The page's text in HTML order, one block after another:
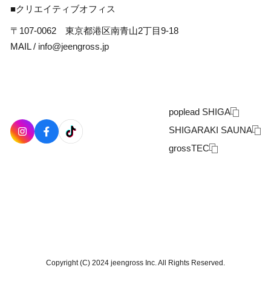
poplead SHIGA
SHIGARAKI SAUNA
grossTEC
■クリエイティブオフィス
〒107-0062 東京都港区南青山2丁目9-18
MAIL / info@jeengross.jp
Copyright (C) 2024 jeengross Inc. All Rights Reserved.